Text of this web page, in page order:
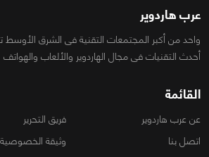
عرب هاردوير
واحد من أكبر المجتمعات التقنية فى الشرق
أحدث التقنيات فى مجال الهاردوير والألعاب والهواتف
القائمة
عن عرب هاردوير
فريق التحرير
اتصل بنا
وثيقة الخصوصية